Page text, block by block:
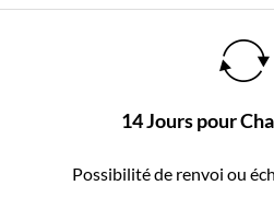
14 Jours pour
Possibilité de renvoi ou